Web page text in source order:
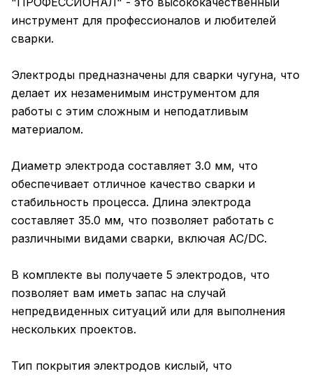
инструмент для профессионалов и любителей
сварки.
Электроды предназначены для сварки чугуна, что
делает их незаменимым инструментом для
работы с этим сложным и неподатливым
материалом.
Диаметр электрода составляет 3.0 мм, что
обеспечивает отличное качество сварки и
стабильность процесса. Длина электрода
составляет 35.0 мм, что позволяет работать с
различными видами сварки, включая AC/DC.
В комплекте вы получаете 5 электродов, что
позволяет вам иметь запас на случай
непредвиденных ситуаций или для выполнения
нескольких проектов.
Тип покрытия электродов кислый, что